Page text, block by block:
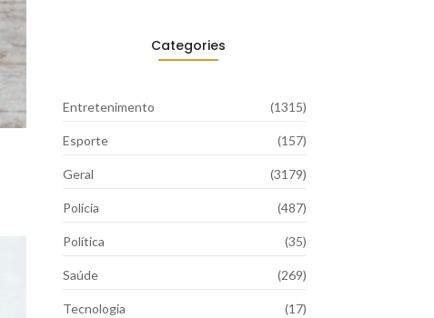
Categories
Entretenimento (1315)
Esporte (157)
Geral (3179)
Polícia (487)
Política (35)
Saúde (269)
Tecnologia (17)